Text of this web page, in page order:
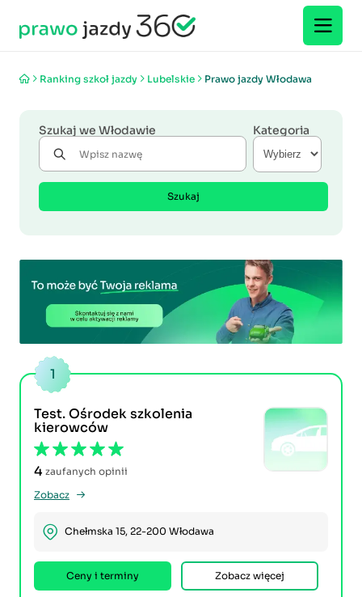
Ranking szkoł jazdy Lubelskie Prawo jazdy Włodawa
Szukaj we Włodawie Kategoria
Szukaj
1
Test. Ośrodek szkolenia
kierowców
4 zaufanych opinii
Zobacz
Chełmska 15, 22-200 Włodawa
Ceny i terminy Zobacz więcej